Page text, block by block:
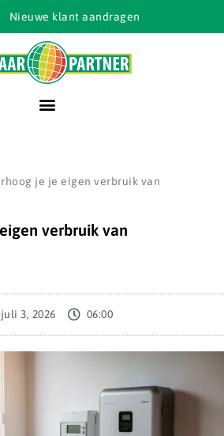
Nieuwe klant aandragen
je je eigen verbruik van
verbruik van
juli 3, 2026 06:00